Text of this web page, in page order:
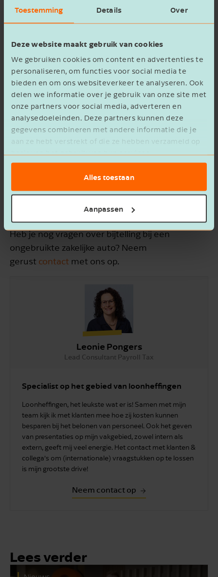
Toestemming Details Over
Deze website maakt gebruik van cookies
We gebruiken cookies om content en advertenties te
personaliseren, om functies voor social media te
bieden en om ons websiteverkeer te analyseren. Ook
delen we informatie over je gebruik van onze site met
onze partners voor social media, adverteren en
analysedoeleinden. Deze partners kunnen deze
gegevens combineren met andere informatie die je
aan ze hebt verstrekt of die ze hebben verzameld op
basis van het gebruik van hun services.
Alles toestaan
Aanpassen
voorkomen, bijvoorbeeld als een auto langdurig
niet gebruikt kan worden en/of wanneer er al
is. In dat geval kan een werknemer de papieren
en sleutels bij de baas inleveren, waarna de
auto niet meer ‘ter beschikking staat’ en de
bijtelling achterwege blijft.
Tip!Leg één en ander ook schriftelijk vast,
om discussie met de fiscus te voorkomen.
Let op!Bovenstaande geldt niet voor de dga,
Dit is echter anders als het een leaseauto
betreft en de dga het leasecontract, indien
mogelijk, tijdelijk opzegt.
Heb je nog vragen over bijtelling bij een
ongebruikte zakelijke auto? Neem
gerust contact met ons op.
Leonie Pongers
Lead Consultant Payroll Tax
Specialist op het gebied van loonheffingen
Loonheffingen, het leukste wat er is! Samen met mijn
team kijk ik met klanten mee hoe zij kosten kunnen
besparen bij het belonen van personeel. Ook het geven
van presentaties op mijn vakgebied, zowel intern als
extern, geeft mij veel energie. Het contact met klanten &
collega’s om (internationale) vraagstukken op te lossen
is mijn grootste drive!
Neem contact op
Lees verder